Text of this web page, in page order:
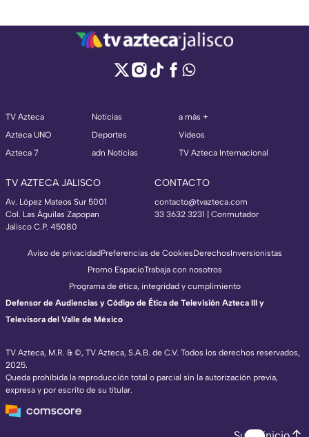
TV Azteca
Azteca UNO
Azteca 7
Noticias
Deportes
adn Noticias
a más +
Videos
TV Azteca Internacional
TV AZTECA JALISCO
Av. López Mateos Sur 5001
Col. Las Águilas Zapopan
Jalisco C.P. 45080
CONTACTO
contacto@tvazteca.com
33 3632 3231 | Conmutador
TV Azteca, M.R. & ©, TV Azteca, S.A.B. de C.V. Todos los derechos reservados,
2025.
Queda prohibida la reproducción total o parcial sin la autorización previa,
expresa y por escrito de su titular.
Aviso de privacidadPreferencias de CookiesDerechosInversionistas
Promo EspacioTrabaja con nosotros
Programa de ética, integridad y cumplimiento
Defensor de Audiencias y Código de Ética de Televisión Azteca III y
Televisora del Valle de México